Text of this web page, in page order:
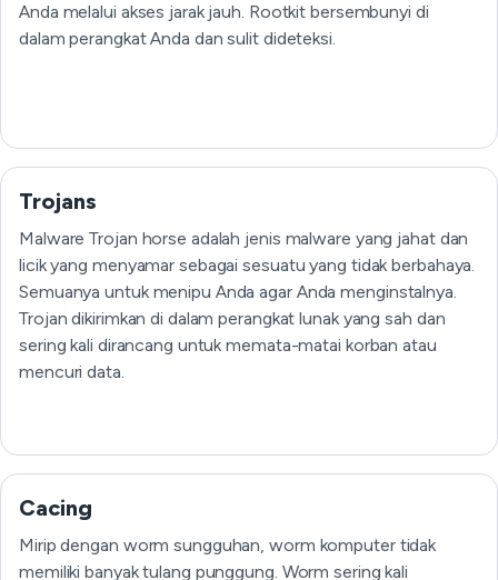
Anda melalui akses jarak jauh. Rootkit bersembunyi di
dalam perangkat Anda dan sulit dideteksi.
Trojans
Malware Trojan horse adalah jenis malware yang jahat dan
licik yang menyamar sebagai sesuatu yang tidak berbahaya.
Semuanya untuk menipu Anda agar Anda menginstalnya.
Trojan dikirimkan di dalam perangkat lunak yang sah dan
sering kali dirancang untuk memata-matai korban atau
mencuri data.
Cacing
Mirip dengan worm sungguhan, worm komputer tidak
memiliki banyak tulang punggung. Worm sering kali